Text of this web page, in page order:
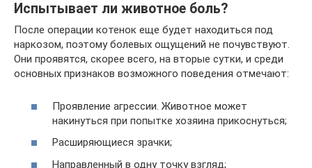
Испытывает ли животное боль?
После операции котенок еще будет находиться под
наркозом, поэтому болевых ощущений не почувствуют.
Они проявятся, скорее всего, на вторые сутки, и среди
основных признаков возможного поведения отмечают:
Проявление агрессии. Животное может
накинуться при попытке хозяина прикоснуться;
Расширяющиеся зрачки;
Направленный в одну точку взгляд;